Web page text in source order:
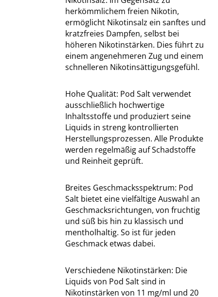
herkömmlichem freien Nikotin,
ermöglicht Nikotinsalz ein sanftes und
kratzfreies Dampfen, selbst bei
höheren Nikotinstärken. Dies führt zu
einem angenehmeren Zug und einem
schnelleren Nikotinsättigungsgefühl.
Hohe Qualität: Pod Salt verwendet
ausschließlich hochwertige
Inhaltsstoffe und produziert seine
Liquids in streng kontrollierten
Herstellungsprozessen. Alle Produkte
werden regelmäßig auf Schadstoffe
und Reinheit geprüft.
Breites Geschmacksspektrum: Pod
Salt bietet eine vielfältige Auswahl an
Geschmacksrichtungen, von fruchtig
und süß bis hin zu klassisch und
mentholhaltig. So ist für jeden
Geschmack etwas dabei.
Verschiedene Nikotinstärken: Die
Liquids von Pod Salt sind in
Nikotinstärken von 11 mg/ml und 20